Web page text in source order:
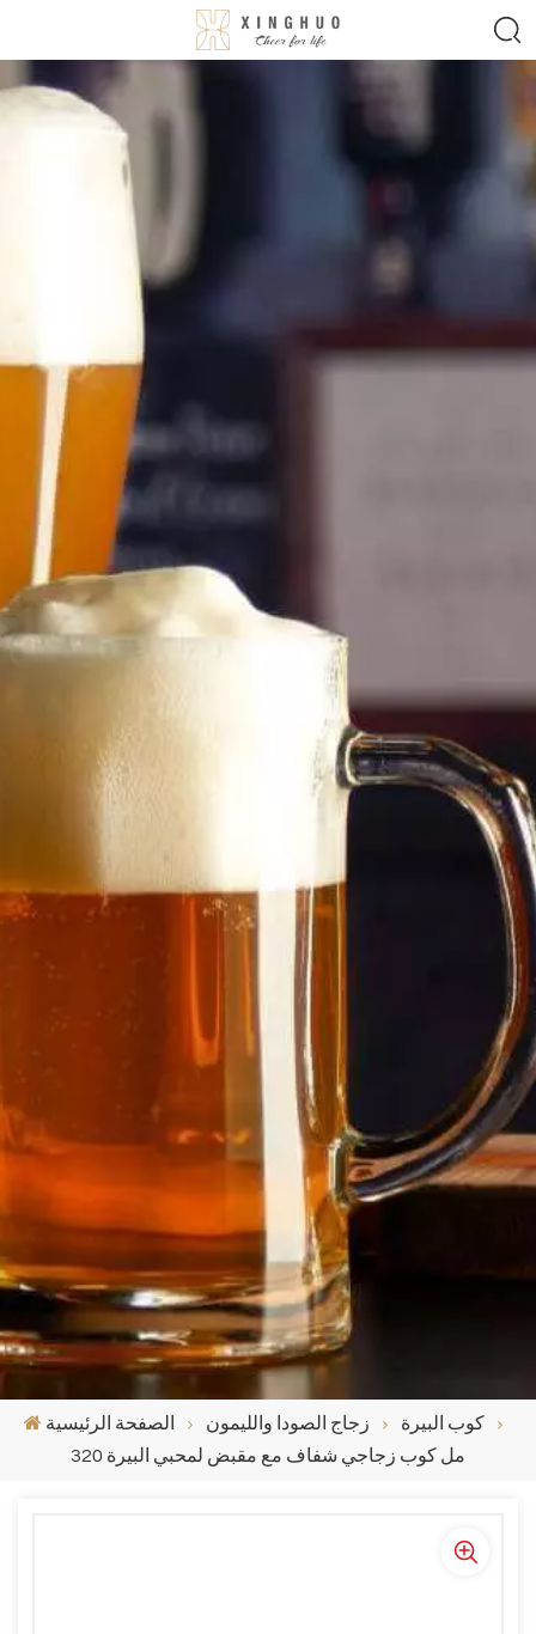
الصفحة الرئيسية زجاج الصودا والليمون
كوب البيرة
320 مل كوب زجاجي شفاف مع مقبض لمحبي البيرة